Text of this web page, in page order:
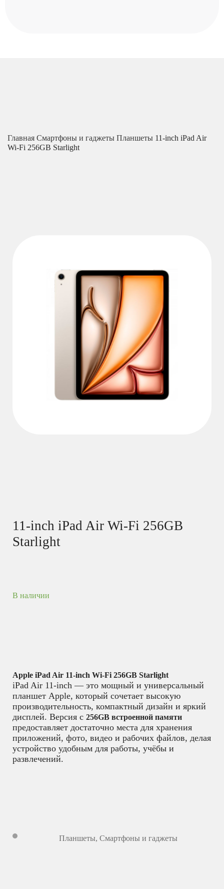
Главная Смартфоны и гаджеты Планшеты 11-inch iPad Air
Wi-Fi 256GB Starlight
11-inch iPad Air Wi-Fi 256GB
Starlight
В наличии
Apple iPad Air 11-inch Wi-Fi 256GB Starlight
iPad Air 11-inch — это мощный и универсальный
планшет Apple, который сочетает высокую
производительность, компактный дизайн и яркий
дисплей. Версия с 256GB встроенной памяти
предоставляет достаточно места для хранения
приложений, фото, видео и рабочих файлов, делая
устройство удобным для работы, учёбы и
развлечений.
Планшеты, Смартфоны и гаджеты